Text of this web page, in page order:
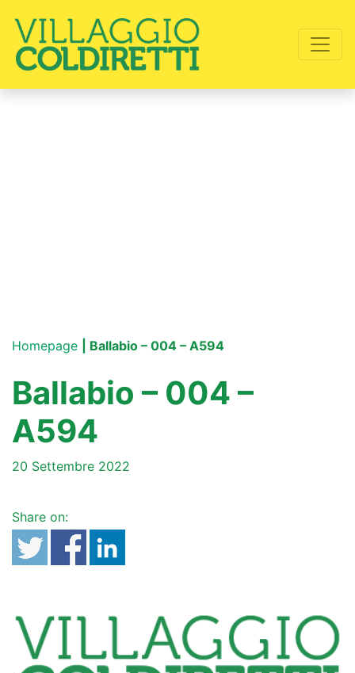
Homepage | Ballabio – 004 – A594
Ballabio – 004 –
A594
20 Settembre 2022
Share on: